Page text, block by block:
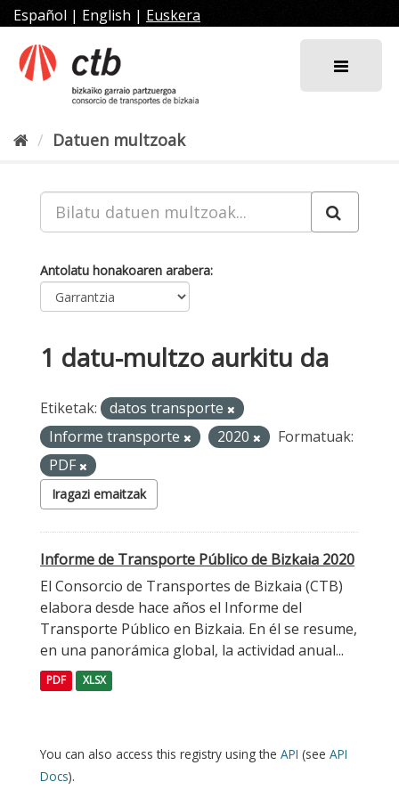
Joan
edukira
Español | English | Euskera
Datuen multzoak
Antolatu honakoaren arabera
1 datu-multzo aurkitu da
Etiketak:
datos transporte
Informe transporte
2020
Formatuak:
PDF
Iragazi emaitzak
Informe de Transporte Público de Bizkaia 2020
El Consorcio de Transportes de Bizkaia (CTB)
elabora desde hace años el Informe del
Transporte Público en Bizkaia. En él se resume,
en una panorámica global, la actividad anual...
PDF XLSX
You can also access this registry using the API (see API
Docs).